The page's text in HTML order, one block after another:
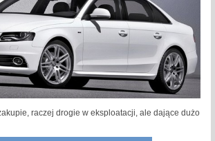
raczej drogie w eksploatacji, ale dające dużo